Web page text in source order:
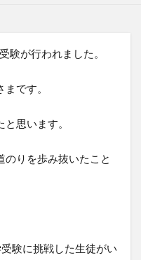
験が行われました。
です。
思います。
りを歩み抜いたこと
験に挑戦した生徒がい